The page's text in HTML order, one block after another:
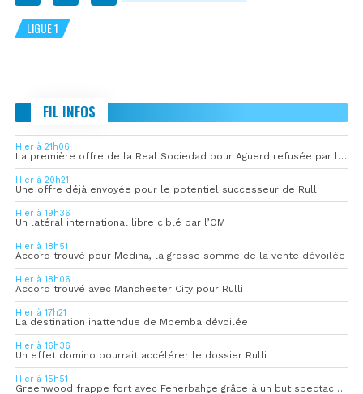
LIGUE 1
FIL INFOS
Hier à 21h06
La première offre de la Real Sociedad pour Aguerd refusée par l’OM
Hier à 20h21
Une offre déjà envoyée pour le potentiel successeur de Rulli
Hier à 19h36
Un latéral international libre ciblé par l’OM
Hier à 18h51
Accord trouvé pour Medina, la grosse somme de la vente dévoilée
Hier à 18h06
Accord trouvé avec Manchester City pour Rulli
Hier à 17h21
La destination inattendue de Mbemba dévoilée
Hier à 16h36
Un effet domino pourrait accélérer le dossier Rulli
Hier à 15h51
Greenwood frappe fort avec Fenerbahçe grâce à un but spectaculaire